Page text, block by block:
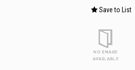
Save to List